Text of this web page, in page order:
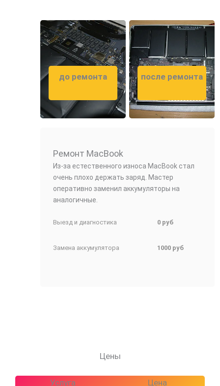
до ремонта послеремонта
Ремонт MacBook
Из-за естественного износа MacBook стал
очень плохо держать заряд. Мастер
оперативно заменил аккумуляторы на
аналогичные.
Выезд и диагностика 0 руб
Замена аккумулятора 1000 руб
Цены
Услуга Цена